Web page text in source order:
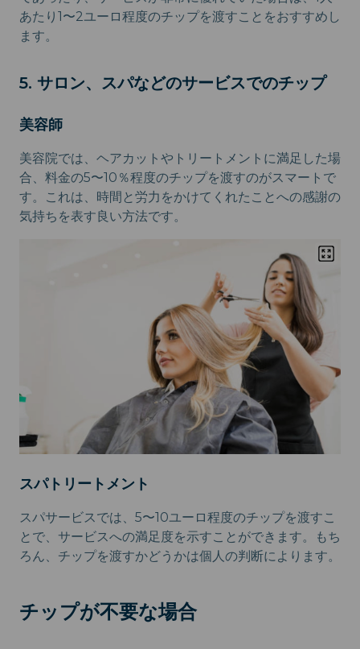
あたり1〜2ユーロ程度のチップを渡すことをおすすめし
ます。
5. サロン、スパなどのサービスでのチップ
美容師
美容院では、ヘアカットやトリートメントに満足した場
合、料金の5〜10％程度のチップを渡すのがスマートで
す。これは、時間と労力をかけてくれたことへの感謝の
気持ちを表す良い方法です。
スパトリートメント
スパサービスでは、5〜10ユーロ程度のチップを渡すこ
とで、サービスへの満足度を示すことができます。もち
ろん、チップを渡すかどうかは個人の判断によります。
チップが不要な場合